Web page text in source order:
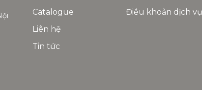
Catalogue
Liên hệ
Tin tức
Điều khoản dịch vụ